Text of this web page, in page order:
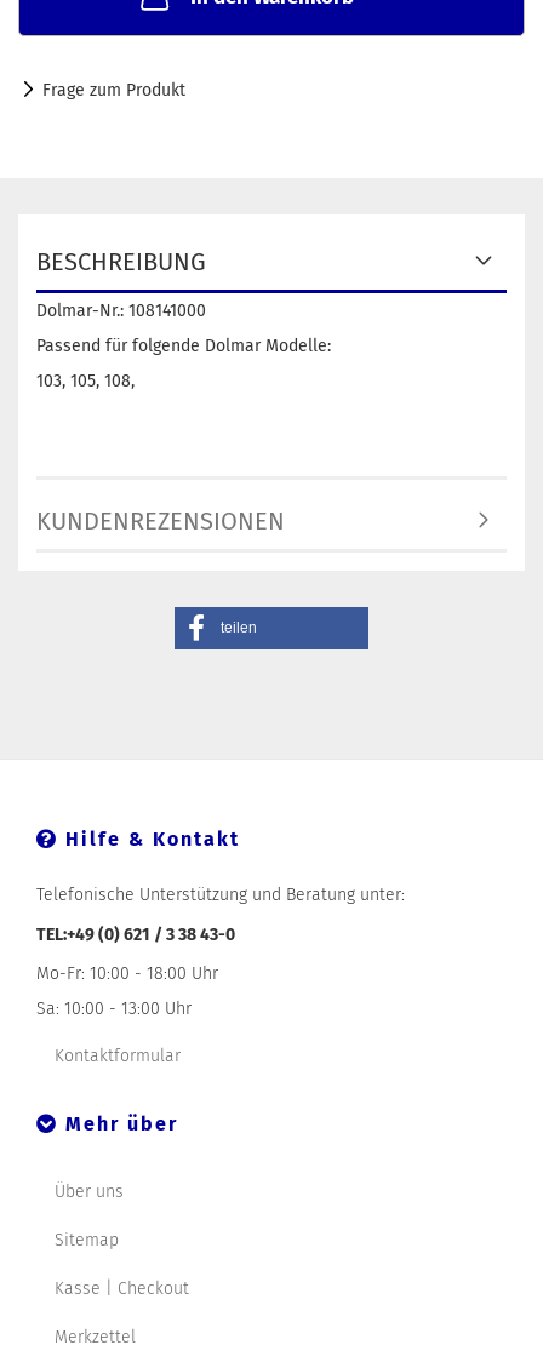
Frage zum Produkt
BESCHREIBUNG
Dolmar-Nr.: 108141000
Passend für folgende Dolmar Modelle:
103, 105, 108,
KUNDENREZENSIONEN
teilen
Hilfe & Kontakt
Telefonische Unterstützung und Beratung unter:
TEL:+49 (0) 621 / 3 38 43-0
Mo-Fr: 10:00 - 18:00 Uhr
Sa: 10:00 - 13:00 Uhr
Kontaktformular
Mehr über
Über uns
Sitemap
Kasse | Checkout
Merkzettel